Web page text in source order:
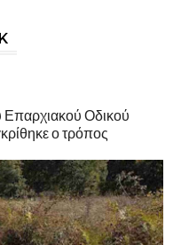
Επαρχιακού Οδικού
ο τρόπος